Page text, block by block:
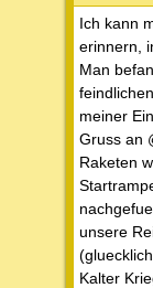
Ich kann
erinnern,
Man
meiner
Gruss an
Raketen
unsere
Kalter